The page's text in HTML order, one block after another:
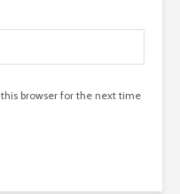
browser for the next time